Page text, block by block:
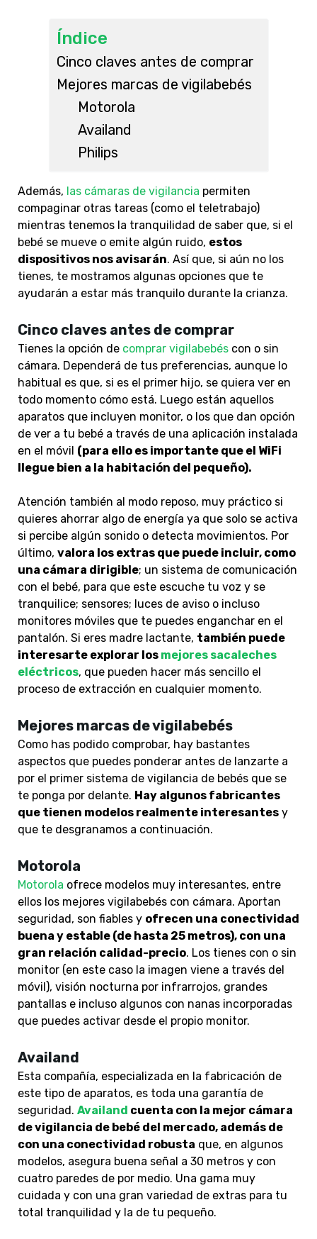
Índice
Cinco claves antes de comprar
Mejores marcas de vigilabebés
Motorola
Availand
Philips
Además, las cámaras de vigilancia permiten
compaginar otras tareas (como el teletrabajo)
mientras tenemos la tranquilidad de saber que, si el
bebé se mueve o emite algún ruido, estos
dispositivos nos avisarán. Así que, si aún no los
tienes, te mostramos algunas opciones que te
ayudarán a estar más tranquilo durante la crianza.
Cinco claves antes de comprar
Tienes la opción de comprar vigilabebés con o sin
cámara. Dependerá de tus preferencias, aunque lo
habitual es que, si es el primer hijo, se quiera ver en
todo momento cómo está. Luego están aquellos
aparatos que incluyen monitor, o los que dan opción
de ver a tu bebé a través de una aplicación instalada
en el móvil (para ello es importante que el WiFi
llegue bien a la habitación del pequeño).
Atención también al modo reposo, muy práctico si
quieres ahorrar algo de energía ya que solo se activa
si percibe algún sonido o detecta movimientos. Por
último, valora los extras que puede incluir, como
una cámara dirigible; un sistema de comunicación
con el bebé, para que este escuche tu voz y se
tranquilice; sensores; luces de aviso o incluso
monitores móviles que te puedes enganchar en el
pantalón. Si eres madre lactante, también puede
interesarte explorar los mejores sacaleches
eléctricos, que pueden hacer más sencillo el
proceso de extracción en cualquier momento.
Mejores marcas de vigilabebés
Como has podido comprobar, hay bastantes
aspectos que puedes ponderar antes de lanzarte a
por el primer sistema de vigilancia de bebés que se
te ponga por delante. Hay algunos fabricantes
que tienen modelos realmente interesantes y
que te desgranamos a continuación.
Motorola
Motorola ofrece modelos muy interesantes, entre
ellos los mejores vigilabebés con cámara. Aportan
seguridad, son fiables y ofrecen una conectividad
buena y estable (de hasta 25 metros), con una
gran relación calidad-precio. Los tienes con o sin
monitor (en este caso la imagen viene a través del
móvil), visión nocturna por infrarrojos, grandes
pantallas e incluso algunos con nanas incorporadas
que puedes activar desde el propio monitor.
Availand
Esta compañía, especializada en la fabricación de
este tipo de aparatos, es toda una garantía de
seguridad. Availand cuenta con la mejor cámara
de vigilancia de bebé del mercado, además de
con una conectividad robusta que, en algunos
modelos, asegura buena señal a 30 metros y con
cuatro paredes de por medio. Una gama muy
cuidada y con una gran variedad de extras para tu
total tranquilidad y la de tu pequeño.